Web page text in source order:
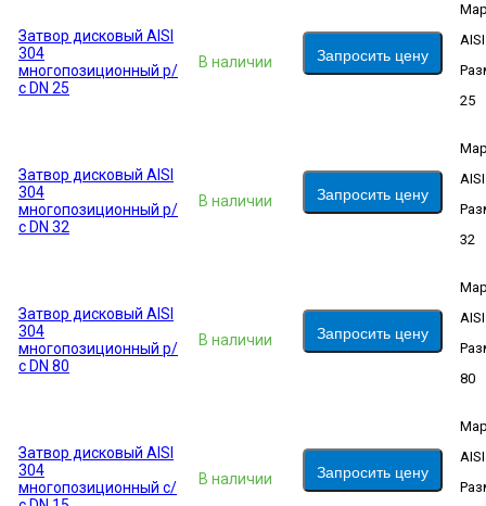
Затвор дисковый AISI
304
многопозиционный р/
с DN 25
В наличии Запросить цену
25
Затвор дисковый AISI
304
многопозиционный р/
с DN 32
В наличии Запросить цену
32
Затвор дисковый AISI
304
многопозиционный р/
с DN 80
В наличии Запросить цену
80
Затвор дисковый AISI
304
многопозиционный с/
В наличии Запросить цену